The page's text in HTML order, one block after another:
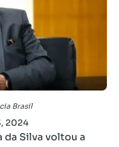
Brasil
2024
da Silva voltou a